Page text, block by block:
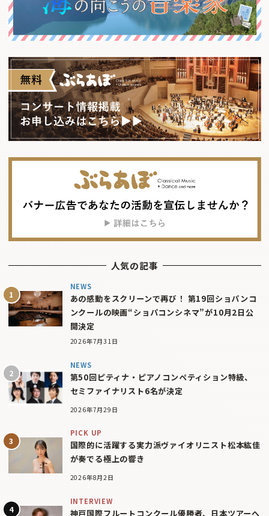
人気の記事
NEWS
あの感動をスクリーンで再び！ 第19回ショパンコ
ンクールの映画“ショパコンシネマ”が10月2日公
開決定
2026年7月31日
NEWS
第50回ピティナ・ピアノコンペティション特級、
セミファイナリスト6名が決定
2026年7月29日
PICK UP
国際的に活躍する実力派ヴァイオリニスト松本紘佳
が奏でる極上の響き
2026年8月2日
INTERVIEW
神戸国際フルートコンクール優勝者、日本ツアーへ